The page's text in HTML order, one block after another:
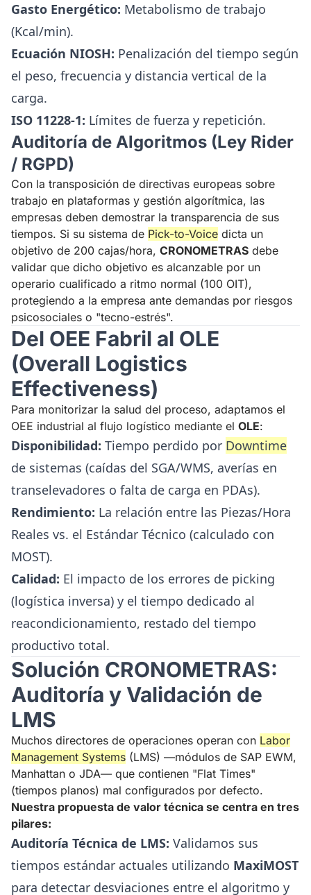
Gasto Energético: Metabolismo de trabajo
(Kcal/min).
Ecuación NIOSH: Penalización del tiempo según
el peso, frecuencia y distancia vertical de la
carga.
ISO 11228-1: Límites de fuerza y repetición.
Auditoría de Algoritmos (Ley Rider
/ RGPD)
Con la transposición de directivas europeas sobre
trabajo en plataformas y gestión algorítmica, las
empresas deben demostrar la transparencia de sus
tiempos. Si su sistema de Pick-to-Voice dicta un
objetivo de 200 cajas/hora, CRONOMETRAS debe
validar que dicho objetivo es alcanzable por un
operario cualificado a ritmo normal (100 OIT),
protegiendo a la empresa ante demandas por riesgos
psicosociales o "tecno-estrés".
Del OEE Fabril al OLE
(Overall Logistics
Effectiveness)
Para monitorizar la salud del proceso, adaptamos el
OEE industrial al flujo logístico mediante el OLE:
Disponibilidad: Tiempo perdido por Downtime
de sistemas (caídas del SGA/WMS, averías en
transelevadores o falta de carga en PDAs).
Rendimiento: La relación entre las Piezas/Hora
Reales vs. el Estándar Técnico (calculado con
MOST).
Calidad: El impacto de los errores de picking
(logística inversa) y el tiempo dedicado al
reacondicionamiento, restado del tiempo
productivo total.
Solución CRONOMETRAS:
Auditoría y Validación de
LMS
Muchos directores de operaciones operan con Labor
Management Systems (LMS) —módulos de SAP EWM,
Manhattan o JDA— que contienen "Flat Times"
(tiempos planos) mal configurados por defecto.
Nuestra propuesta de valor técnica se centra en tres
pilares:
Auditoría Técnica de LMS: Validamos sus
tiempos estándar actuales utilizando MaxiMOST
para detectar desviaciones entre el algoritmo y